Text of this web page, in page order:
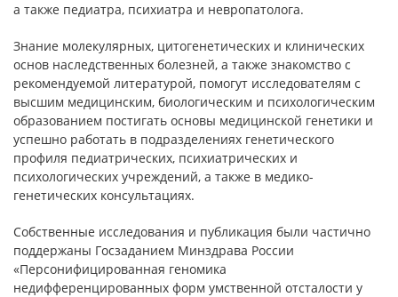
а также педиатра, психиатра и невропатолога.
Знание молекулярных, цитогенетических и клинических
основ наследственных болезней, а также знакомство с
рекомендуемой литературой, помогут исследователям с
высшим медицинским, биологическим и психологическим
образованием постигать основы медицинской генетики и
успешно работать в подразделениях генетического
профиля педиатрических, психиатрических и
психологических учреждений, а также в медико-
генетических консультациях.
Собственные исследования и публикация были частично
поддержаны Госзаданием Минздрава России
«Персонифицированная геномика
недифференцированных форм умственной отсталости у